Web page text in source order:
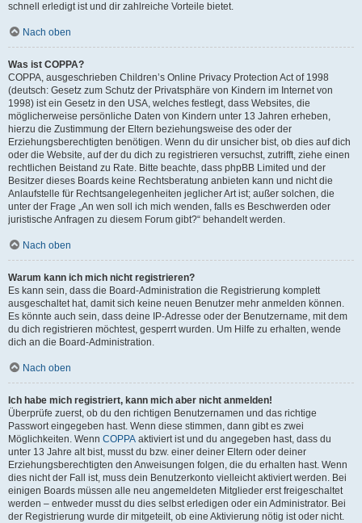
schnell erledigt ist und dir zahlreiche Vorteile bietet.
Nach oben
Was ist COPPA?
COPPA, ausgeschrieben Children’s Online Privacy Protection Act of 1998
(deutsch: Gesetz zum Schutz der Privatsphäre von Kindern im Internet von
1998) ist ein Gesetz in den USA, welches festlegt, dass Websites, die
möglicherweise persönliche Daten von Kindern unter 13 Jahren erheben,
hierzu die Zustimmung der Eltern beziehungsweise des oder der
Erziehungsberechtigten benötigen. Wenn du dir unsicher bist, ob dies auf dich
oder die Website, auf der du dich zu registrieren versuchst, zutrifft, ziehe einen
rechtlichen Beistand zu Rate. Bitte beachte, dass phpBB Limited und der
Besitzer dieses Boards keine Rechtsberatung anbieten kann und nicht die
Anlaufstelle für Rechtsangelegenheiten jeglicher Art ist; außer solchen, die
unter der Frage „An wen soll ich mich wenden, falls es Beschwerden oder
juristische Anfragen zu diesem Forum gibt?“ behandelt werden.
Nach oben
Warum kann ich mich nicht registrieren?
Es kann sein, dass die Board-Administration die Registrierung komplett
ausgeschaltet hat, damit sich keine neuen Benutzer mehr anmelden können.
Es könnte auch sein, dass deine IP-Adresse oder der Benutzername, mit dem
du dich registrieren möchtest, gesperrt wurden. Um Hilfe zu erhalten, wende
dich an die Board-Administration.
Nach oben
Ich habe mich registriert, kann mich aber nicht anmelden!
Überprüfe zuerst, ob du den richtigen Benutzernamen und das richtige
Passwort eingegeben hast. Wenn diese stimmen, dann gibt es zwei
Möglichkeiten. Wenn COPPA aktiviert ist und du angegeben hast, dass du
unter 13 Jahre alt bist, musst du bzw. einer deiner Eltern oder deiner
Erziehungsberechtigten den Anweisungen folgen, die du erhalten hast. Wenn
dies nicht der Fall ist, muss dein Benutzerkonto vielleicht aktiviert werden. Bei
einigen Boards müssen alle neu angemeldeten Mitglieder erst freigeschaltet
werden – entweder musst du dies selbst erledigen oder ein Administrator. Bei
der Registrierung wurde dir mitgeteilt, ob eine Aktivierung nötig ist oder nicht.